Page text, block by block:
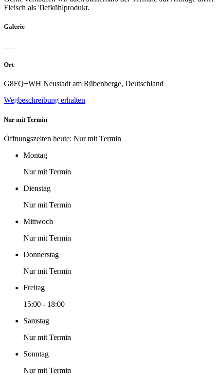
Fleisch als Tiefkühlprodukt.
Galerie
Ort
G8FQ+WH Neustadt am Rübenberge, Deutschland
Wegbeschreibung erhalten
Nur mit Termin
Öffnungszeiten heute: Nur mit Termin
Montag
Nur mit Termin
Dienstag
Nur mit Termin
Mittwoch
Nur mit Termin
Donnerstag
Nur mit Termin
Freitag
15:00 - 18:00
Samstag
Nur mit Termin
Sonntag
Nur mit Termin